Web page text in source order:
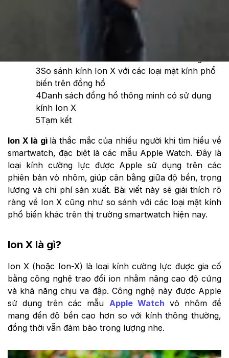
3So sánh kính Ion X với các loại mặt kính phổ
biến trên đồng hồ
4Danh sách đồng hồ thông minh có sử dụng
kính Ion X
5Tạm kết
Ion X là gì là thắc mắc của nhiều người khi tìm hiểu về
smartwatch, đặc biệt là các mẫu Apple Watch. Đây là
loại kính cường lực được Apple sử dụng trên các
phiên bản vỏ nhôm, giúp cân bằng giữa độ bền, trọng
lượng và chi phí sản xuất. Bài viết này sẽ giải thích rõ
ràng về Ion X cũng như so sánh với các loại mặt kính
phổ biến khác trên thị trường smartwatch hiện nay.
Ion X là gì?
Ion X (hoặc Ion-X) là loại kính cường lực được gia cố
bằng công nghệ trao đổi ion nhằm nâng cao độ cứng
và khả năng chịu va đập. Công nghệ này được Apple
sử dụng trên các mẫu Apple Watch vỏ nhôm để
mang đến độ bền cao hơn so với kính thông thường,
đồng thời vẫn đảm bảo trọng lượng nhẹ.